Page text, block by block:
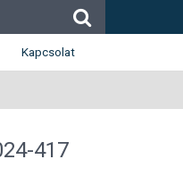
Kapcsolat
Székesfehérvár
417